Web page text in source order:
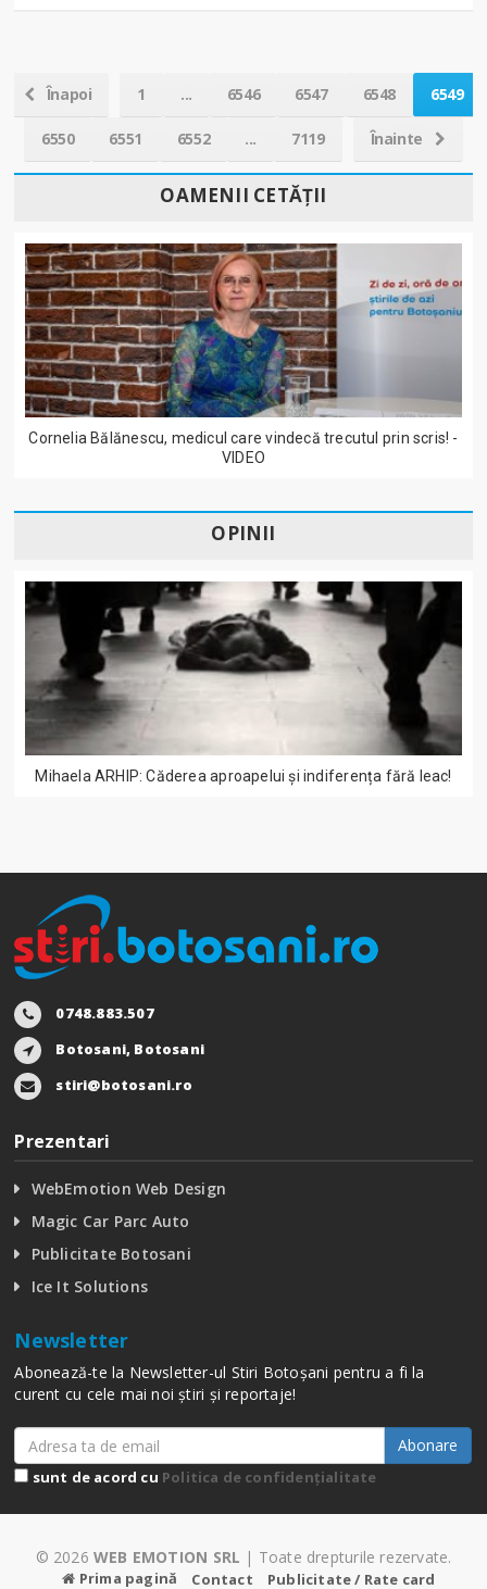
Înapoi 1 ... 6546 6547 6548 6549
6550 6551 6552 ... 7119 Înainte
OAMENII CETĂȚII
Cornelia Bălănescu, medicul care vindecă trecutul prin scris! -
VIDEO
OPINII
Mihaela ARHIP: Căderea aproapelui și indiferența fără leac!
0748.883.507
Botosani, Botosani
stiri@botosani.ro
Prezentari
WebEmotion Web Design
Magic Car Parc Auto
Publicitate Botosani
Ice It Solutions
Newsletter
Abonează-te la Newsletter-ul Stiri Botoșani pentru a fi la
curent cu cele mai noi știri și reportaje!
Abonare
sunt de acord cu Politica de confidențialitate
© 2026 WEB EMOTION SRL | Toate drepturile rezervate.
Prima pagină Contact Publicitate / Rate card